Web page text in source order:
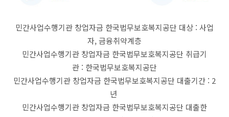
민간사업수행기관 창업자금 한국법무보호복지공단 대상 : 사업
자, 금융취약계층
민간사업수행기관 창업자금 한국법무보호복지공단 취급기
관 : 한국법무보호복지공단
민간사업수행기관 창업자금 한국법무보호복지공단 대출기간 : 2
년
민간사업수행기관 창업자금 한국법무보호복지공단 대출한